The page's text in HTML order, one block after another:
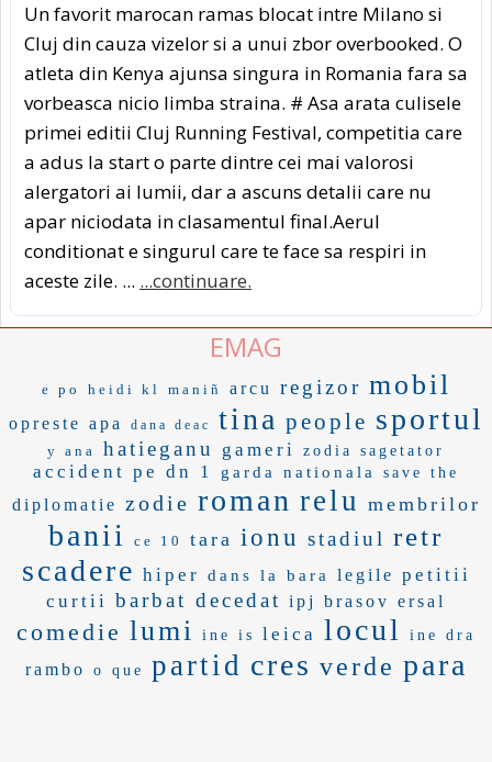
Un favorit marocan ramas blocat intre Milano si
Cluj din cauza vizelor si a unui zbor overbooked. O
atleta din Kenya ajunsa singura in Romania fara sa
vorbeasca nicio limba straina. # Asa arata culisele
primei editii Cluj Running Festival, competitia care
a adus la start o parte dintre cei mai valorosi
alergatori ai lumii, dar a ascuns detalii care nu
apar niciodata in clasamentul final.Aerul
conditionat e singurul care te face sa respiri in
aceste zile. ... ...continuare.
EMAG
e po heidi kl maniñ arcu regizor mobil
opreste apa dana deac tina people sportul
y ana hatieganu gameri zodia sagetator
accident pe dn 1 garda nationala save the
diplomatie zodie roman relu membrilor
banii ce 10 tara ionu stadiul retr
scadere hiper dans la bara legile petitii
curtii barbat decedat ipj brasov ersal
comedie lumi ine is leica locul ine dra
rambo o que partid cres verde para